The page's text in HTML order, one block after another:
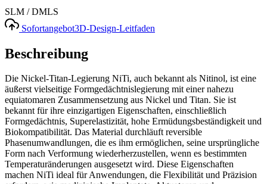
SLM / DMLS
Sofortangebot3D-Design-Leitfaden
Beschreibung
Die Nickel-Titan-Legierung NiTi, auch bekannt als Nitinol, ist eine
äußerst vielseitige Formgedächtnislegierung mit einer nahezu
equiatomaren Zusammensetzung aus Nickel und Titan. Sie ist
bekannt für ihre einzigartigen Eigenschaften, einschließlich
Formgedächtnis, Superelastizität, hohe Ermüdungsbeständigkeit und
Biokompatibilität. Das Material durchläuft reversible
Phasenumwandlungen, die es ihm ermöglichen, seine ursprüngliche
Form nach Verformung wiederherzustellen, wenn es bestimmten
Temperaturänderungen ausgesetzt wird. Diese Eigenschaften
machen NiTi ideal für Anwendungen, die Flexibilität und Präzision